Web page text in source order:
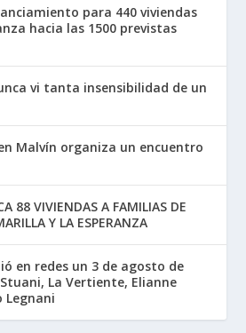
para 440 viviendas
hacia las 1500 previstas
vi tanta insensibilidad de un
Malvín organiza un encuentro
88 VIVIENDAS A FAMILIAS DE
Y LA ESPERANZA
en redes un 3 de agosto de
La Vertiente, Elianne
Legnani